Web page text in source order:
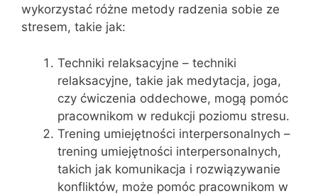
wykorzystać różne metody radzenia sobie ze
stresem, takie jak:
Techniki relaksacyjne – techniki
relaksacyjne, takie jak medytacja, joga,
czy ćwiczenia oddechowe, mogą pomóc
pracownikom w redukcji poziomu stresu.
Trening umiejętności interpersonalnych –
trening umiejętności interpersonalnych,
takich jak komunikacja i rozwiązywanie
konfliktów, może pomóc pracownikom w